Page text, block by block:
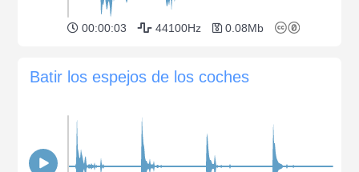
00:00:03 44100Hz 0.08Mb
Batir los espejos de los coches